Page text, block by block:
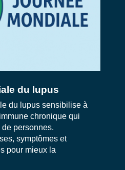
du lupus
du lupus sensibilise à
chronique qui
personnes.
symptômes et
pour mieux la